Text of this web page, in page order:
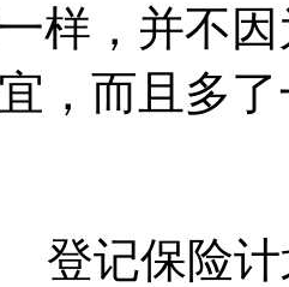
样，并不
，而且多
记保险计